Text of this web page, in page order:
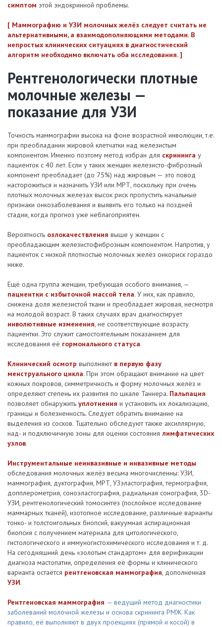
симптом этой эндокринной проблемы.
[ Маммографию и УЗИ молочных желёз следует считать не
альтернативными, а взаимодополняющими методами. В
непростых клинических ситуациях в диагностический
алгоритм необходимо включать оба исследования. ]
Рентгенологически плотные
молочные железы —
показание для УЗИ
Точность маммографии высока на фоне возрастной инволюции, т.е.
при преобладании жировой клетчатки над железистым
компонентом. Именно поэтому метод избран для скрининга у
пациенток с 40 лет. Если у таких женщин железисто-фиброзный
компонент преобладает (до 75%) над жировым — это повод
насторожиться и назначить УЗИ или МРТ, поскольку при очень
плотных молочных железах высок риск пропустить начальные
признаки онкозаболевания и выявить его только на поздней
стадии, когда прогноз уже неблагоприятен.
Вероятность озлокачествления выше у женщин с
преобладающим железистофиброзным компонентом. Напротив, у
пациенток с низкой плотностью молочных желёз онкориск гораздо
ниже.
Ещё одна группа женщин, требующая особого внимания, —
пациентки с избыточной массой тела. У них, как правило,
снижена доля железистой ткани и преобладает жировая, несмотря
на молодой возраст. В таких случаях врач диагностирует
инволютивные изменения, не соответствующие возрасту
пациентки. Это служит самостоятельным показанием для
исследования её гормонального статуса.
Клинический осмотр выполняют в первую фазу
менструального цикла. При этом обращают внимание на цвет
кожных покровов, симметричность и форму молочных желёз и
определяют степень их развития по шкале Таннера. Пальпация
позволяет обнаружить уплотнения и установить их локализацию,
границы и болезненность. Следует обратить внимание на
выделения из сосков. Тщательно обследуют также аксиллярную,
над- и подключичную зоны для оценки состояния лимфатических
узлов.
Инструментальные неинвазивные и инвазивные методы
обследования молочных желёз весьма многочисленны: УЗИ,
маммография, дуктография, МРТ, УЗэластография, термография,
допплерометрия, соноэластография, радиальная сонография, 3D-
УЗИ, рентгенологический томосинтез (послойное исследование
маммарных тканей), изотопное исследование, различные варианты
тонко- и толстоигольных биопсий, вакуумная аспирационная
биопсия с получением материала для цитологического,
гистологического и иммуногистохимического исследования и т. д.
На сегодняшний день «золотым стандартом» для верификации
диагноза мастопатии, определения её формы и клинического
варианта остаётся рентгеновская маммография, дополненная
УЗИ.
Рентгеновская маммография — ведущий метод диагностики
заболеваний молочной железы и основа скрининга РМЖ. Как
правило, её выполняют в двух проекциях (прямой и косой) в